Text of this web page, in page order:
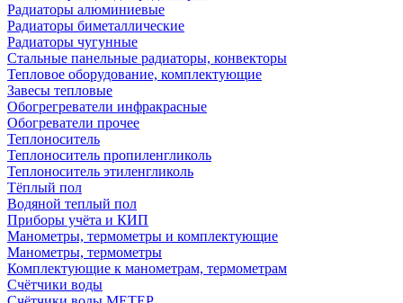
Радиаторы алюминиевые
Радиаторы биметаллические
Радиаторы чугунные
Стальные панельные радиаторы, конвекторы
Тепловое оборудование, комплектующие
Завесы тепловые
Обогрегреватели инфракрасные
Обогреватели прочее
Теплоноситель
Теплоноситель пропиленгликоль
Теплоноситель этиленгликоль
Тёплый пол
Водяной теплый пол
Приборы учёта и КИП
Манометры, термометры и комплектующие
Манометры, термометры
Комплектующие к манометрам, термометрам
Счётчики воды